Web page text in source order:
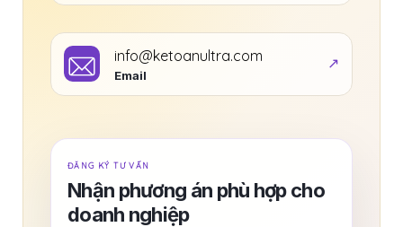
Email
info@ketoanultra.com
ĐĂNG KÝ TƯ VẤN
Nhận phương án phù hợp cho
doanh nghiệp